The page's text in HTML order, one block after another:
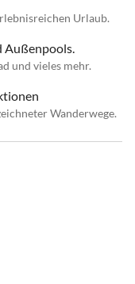
Urlaub.
Außenpools.
und vieles mehr.
Wanderwege.